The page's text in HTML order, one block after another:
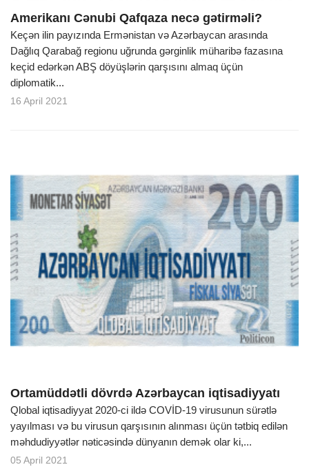
Amerikanı Cənubi Qafqaza necə gətirməli?
Keçən ilin payızında Ermənistan və Azərbaycan arasında
Dağlıq Qarabağ regionu uğrunda gərginlik müharibə fazasına
keçid edərkən ABŞ döyüşlərin qarşısını almaq üçün
diplomatik...
16 April 2021
Ortamüddətli dövrdə Azərbaycan iqtisadiyyatı
Qlobal iqtisadiyyat 2020-ci ildə COVİD-19 virusunun sürətlə
yayılması və bu virusun qarşısının alınması üçün tətbiq edilən
məhdudiyyətlər nəticəsində dünyanın demək olar ki,...
05 April 2021